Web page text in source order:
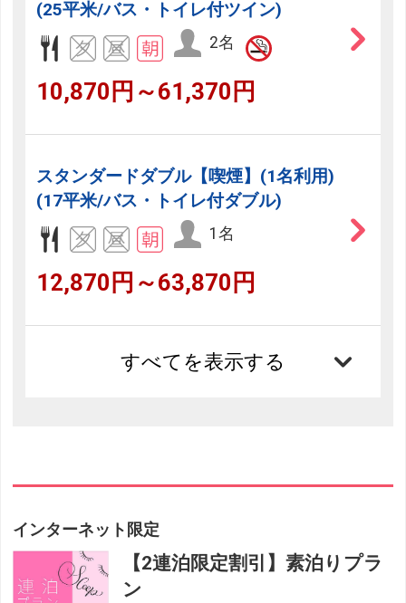
(25平米/バス・トイレ付ツイン)
2名
10,870円～61,370円
スタンダードダブル【喫煙】(1名利用)
(17平米/バス・トイレ付ダブル)
1名
12,870円～63,870円
すべてを表示する
インターネット限定
【2連泊限定割引】素泊りプラ
ン